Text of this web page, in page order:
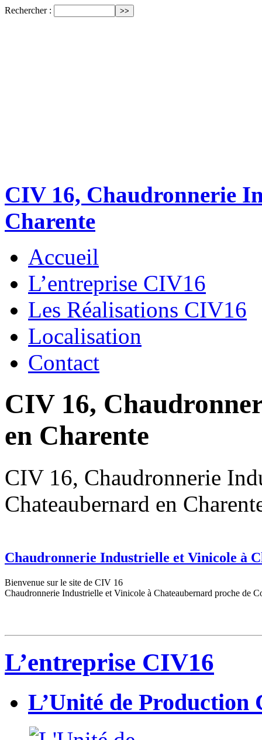
Rechercher :
CIV 16, Chaudronnerie
Charente
Accueil
L’entreprise CIV16
Les Réalisations CIV16
Localisation
Contact
CIV 16,
en Charente
CIV 16, Chaudronnerie
Chateaubernard en
Chaudronnerie Industrielle et Vinicole à
Bienvenue sur le site de CIV 16
Chaudronnerie Industrielle et Vinicole à Chateaubernard proche de
L’entreprise CIV16
L’Unité de Production